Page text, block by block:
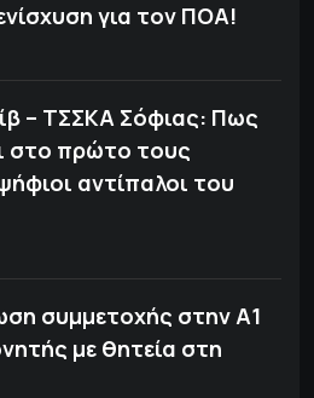
για τον ΠΟΑ!
– ΤΣΣΚΑ Σόφιας: Πως
στο πρώτο τους
αντίπαλοι του
συμμετοχής στην Α1
με θητεία στη